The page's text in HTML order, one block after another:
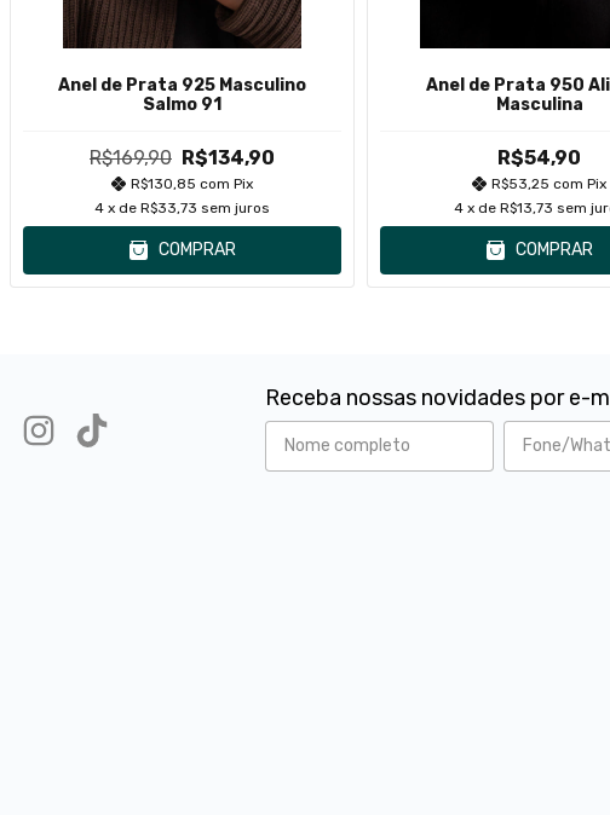
Anel de Prata 925 Masculino
Salmo 91
R$169,90 R$134,90
R$130,85 com Pix
4 x de R$33,73 sem juros
COMPRAR
Anel de Prata 950
Masculina
R$54,90
R$53,25 com Pix
4 x de R$13,73 sem
COMPRAR
Receba nossas novidades por e-